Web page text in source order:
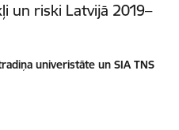
un riski Latvijā 2019–
univeristāte un SIA TNS